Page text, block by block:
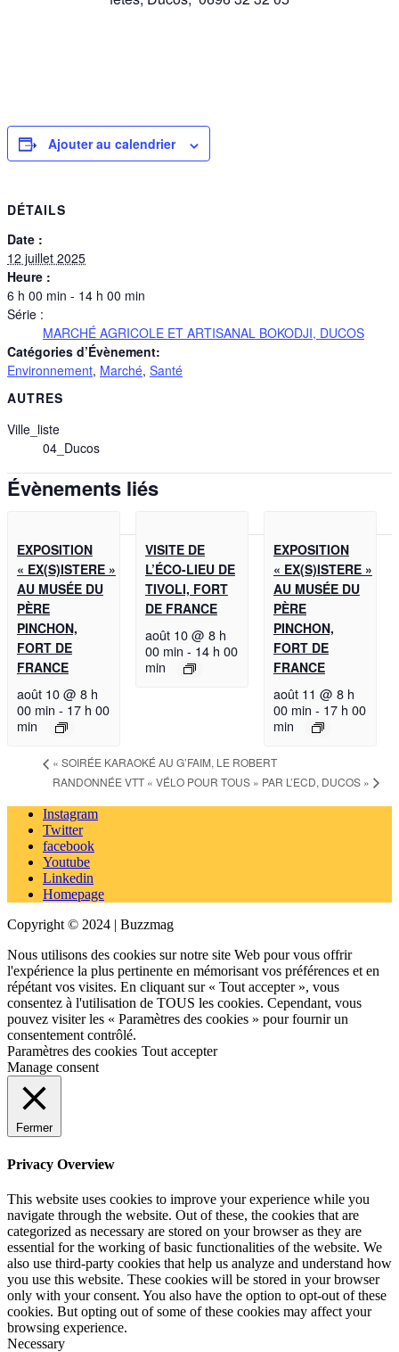
Ajouter au calendrier
DÉTAILS
Date :
12 juillet 2025
Heure :
6 h 00 min - 14 h 00 min
Série :
MARCHÉ AGRICOLE ET ARTISANAL BOKODJI, DUCOS
Catégories d’Évènement:
Environnement, Marché, Santé
AUTRES
Ville_liste
04_Ducos
Évènements liés
EXPOSITION
« EX(S)ISTERE »
AU MUSÉE DU
PÈRE
PINCHON,
FORT DE
FRANCE
août 10 @ 8 h
00 min - 17 h 00
min
VISITE DE
L’ÉCO-LIEU DE
TIVOLI, FORT
DE FRANCE
août 10 @ 8 h
00 min - 14 h 00
min
EXPOSITION
« EX(S)ISTERE »
AU MUSÉE DU
PÈRE
PINCHON,
FORT DE
FRANCE
août 11 @ 8 h
00 min - 17 h 00
min
« SOIRÉE KARAOKÉ AU G’FAIM, LE ROBERT
RANDONNÉE VTT « VÉLO POUR TOUS » PAR L’ECD, DUCOS »
Instagram
Twitter
facebook
Youtube
Linkedin
Homepage
Copyright © 2024 | Buzzmag
Nous utilisons des cookies sur notre site Web pour vous offrir
l'expérience la plus pertinente en mémorisant vos préférences et en
répétant vos visites. En cliquant sur « Tout accepter », vous
consentez à l'utilisation de TOUS les cookies. Cependant, vous
pouvez visiter les « Paramètres des cookies » pour fournir un
consentement contrôlé.
Paramètres des cookies Tout accepter
Manage consent
Fermer
Privacy Overview
This website uses cookies to improve your experience while you
navigate through the website. Out of these, the cookies that are
categorized as necessary are stored on your browser as they are
essential for the working of basic functionalities of the website. We
also use third-party cookies that help us analyze and understand how
you use this website. These cookies will be stored in your browser
only with your consent. You also have the option to opt-out of these
cookies. But opting out of some of these cookies may affect your
browsing experience.
Necessary